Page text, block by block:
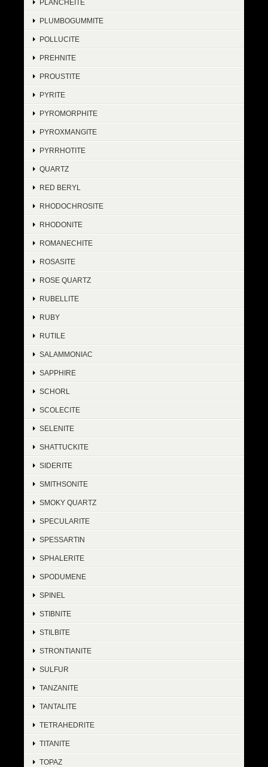
PLANCHEITE
PLUMBOGUMMITE
POLLUCITE
PREHNITE
PROUSTITE
PYRITE
PYROMORPHITE
PYROXMANGITE
PYRRHOTITE
QUARTZ
RED BERYL
RHODOCHROSITE
RHODONITE
ROMANECHITE
ROSASITE
ROSE QUARTZ
RUBELLITE
RUBY
RUTILE
SALAMMONIAC
SAPPHIRE
SCHORL
SCOLECITE
SELENITE
SHATTUCKITE
SIDERITE
SMITHSONITE
SMOKY QUARTZ
SPECULARITE
SPESSARTIN
SPHALERITE
SPODUMENE
SPINEL
STIBNITE
STILBITE
STRONTIANITE
SULFUR
TANZANITE
TANTALITE
TETRAHEDRITE
TITANITE
TOPAZ